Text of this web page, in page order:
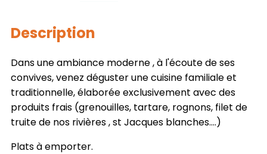
Description
Dans une ambiance moderne , à l'écoute de ses
convives, venez déguster une cuisine familiale et
traditionnelle, élaborée exclusivement avec des
produits frais (grenouilles, tartare, rognons, filet de
truite de nos rivières , st Jacques blanches….)
Plats à emporter.